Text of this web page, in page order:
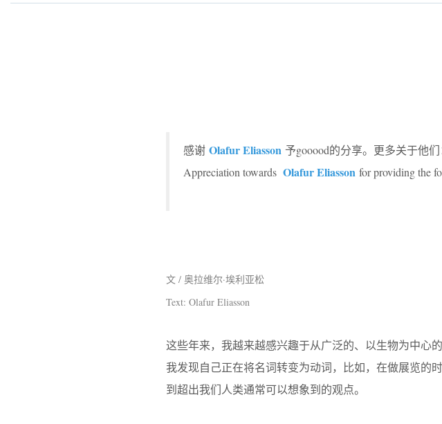
感谢 Olafur Eliasson 予gooood的分享。更多关于他们
Appreciation towards Olafur Eliasson for providing the
文 / 奥拉维尔·埃利亚松
Text: Olafur Eliasson
这些年来，我越来越感兴趣于从广泛的、以生物为中心
我发现自己正在将名词转变为动词，比如，在做展览的
到超出我们人类通常可以想象到的观点。